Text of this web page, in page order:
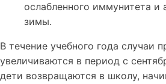
ослабленного иммунитета и
зимы.
В течение учебного года случаи
увеличиваются в период с
дети возвращаются в школу,